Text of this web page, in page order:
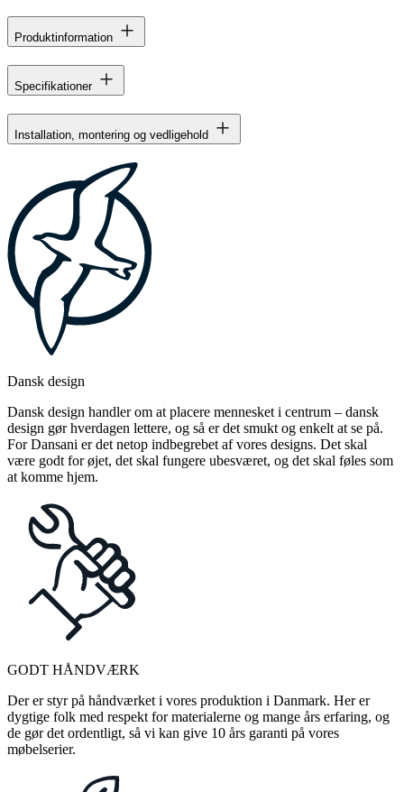
Produktinformation
Specifikationer
Installation, montering og vedligehold
Dansk design
Dansk design handler om at placere mennesket i centrum – dansk
design gør hverdagen lettere, og så er det smukt og enkelt at se på.
For Dansani er det netop indbegrebet af vores designs. Det skal
være godt for øjet, det skal fungere ubesværet, og det skal føles som
at komme hjem.
GODT HÅNDVÆRK
Der er styr på håndværket i vores produktion i Danmark. Her er
dygtige folk med respekt for materialerne og mange års erfaring, og
de gør det ordentligt, så vi kan give 10 års garanti på vores
møbelserier.